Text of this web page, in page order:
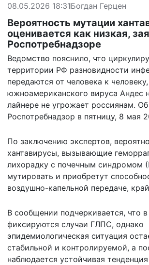
08.05.2026 18:31Богдан Герцен
Вероятность мутации
оценивается как низкая,
Роспотребнадзоре
Ведомство пояснило, что
территории РФ разновидности
передаются от человека к
южноамериканского вируса Андес
лайнере не угрожает россиянам.
Роспотребнадзор в пятницу, 8 мая
По заключению экспертов,
хантавирусы, вызывающие
лихорадку с почечным синдромом
мутировать и приобретут
воздушно-капельной передаче,
В сообщении подчеркивается, что
фиксируются случаи ГЛПС, однако
эпидемиологическая ситуация
стабильной и контролируемой, а
наблюдается устойчивая